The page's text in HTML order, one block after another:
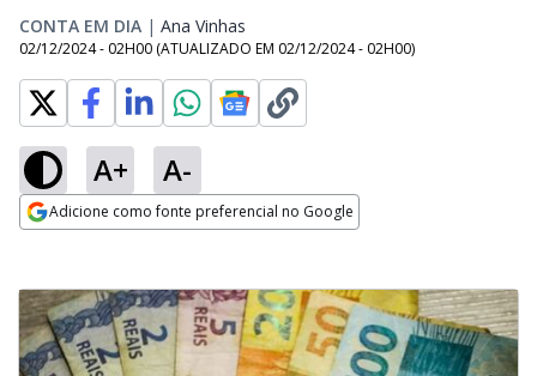
CONTA EM DIA | Ana Vinhas
02/12/2024 - 02H00 (ATUALIZADO EM 02/12/2024 - 02H00)
A+ A-
Adicione como fonte preferencial no Google